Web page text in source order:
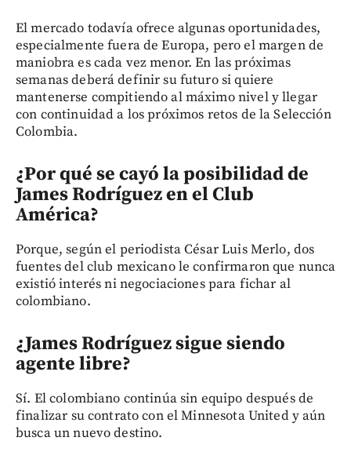
El mercado todavía ofrece algunas oportunidades,
especialmente fuera de Europa, pero el margen de
maniobra es cada vez menor. En las próximas
semanas deberá definir su futuro si quiere
mantenerse compitiendo al máximo nivel y llegar
con continuidad a los próximos retos de la Selección
Colombia.
¿Por qué se cayó la posibilidad de
James Rodríguez en el Club
América?
Porque, según el periodista César Luis Merlo, dos
fuentes del club mexicano le confirmaron que nunca
existió interés ni negociaciones para fichar al
colombiano.
¿James Rodríguez sigue siendo
agente libre?
Sí. El colombiano continúa sin equipo después de
finalizar su contrato con el Minnesota United y aún
busca un nuevo destino.